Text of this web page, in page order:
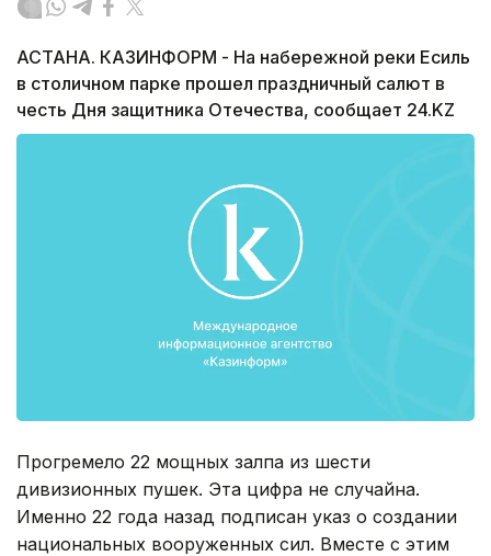
АСТАНА. КАЗИНФОРМ - На набережной реки Есиль
в столичном парке прошел праздничный салют в
честь Дня защитника Отечества, сообщает 24.KZ
Прогремело 22 мощных залпа из шести
дивизионных пушек. Эта цифра не случайна.
Именно 22 года назад подписан указ о создании
национальных вооруженных сил. Вместе с этим